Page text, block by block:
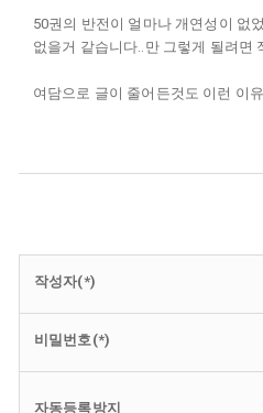
50권의 반전이 얼마나 개연성이 없
없을거 같습니다..만 그렇게 될려면
여담으로 글이 줄어든것도 이런 이
작성자(*)
비밀번호(*)
자동등록방지